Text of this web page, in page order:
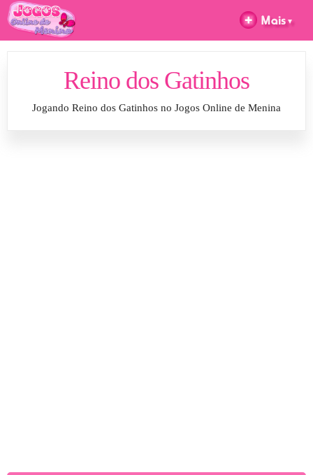
Reino dos Gatinhos
Jogando Reino dos Gatinhos no Jogos Online de Menina